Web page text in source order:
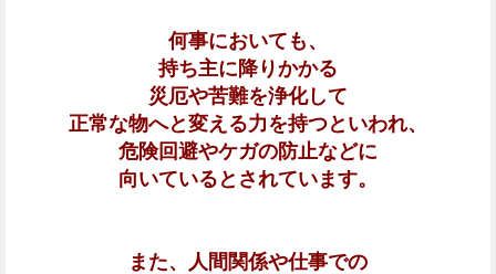
何事においても、
持ち主に降りかかる
災厄や苦難を浄化して
正常な物へと変える力を持つといわれ、
危険回避やケガの防止などに
向いているとされています。
また、人間関係や仕事での